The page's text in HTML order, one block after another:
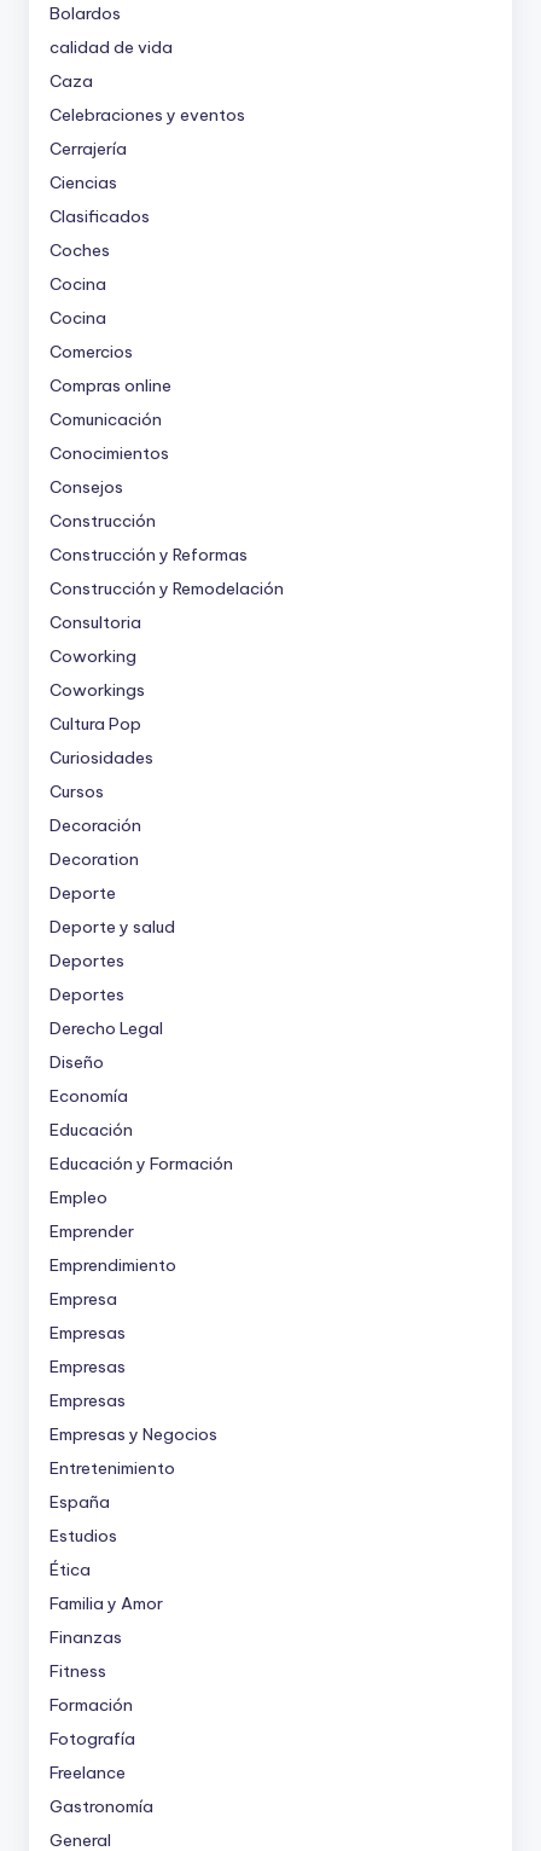
Bolardos
calidad de vida
Caza
Celebraciones y eventos
Cerrajería
Ciencias
Clasificados
Coches
Cocina
Cocina
Comercios
Compras online
Comunicación
Conocimientos
Consejos
Construcción
Construcción y Reformas
Construcción y Remodelación
Consultoria
Coworking
Coworkings
Cultura Pop
Curiosidades
Cursos
Decoración
Decoration
Deporte
Deporte y salud
Deportes
Deportes
Derecho Legal
Diseño
Economía
Educación
Educación y Formación
Empleo
Emprender
Emprendimiento
Empresa
Empresas
Empresas
Empresas
Empresas y Negocios
Entretenimiento
España
Estudios
Ética
Familia y Amor
Finanzas
Fitness
Formación
Fotografía
Freelance
Gastronomía
General